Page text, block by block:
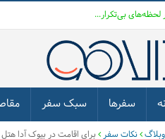
بی‌تکرار...
سفرها سبک سفر
وبلاگ نکات سفر برای اقامت در بیوک آدا